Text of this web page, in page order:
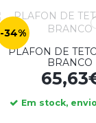
-34%
PLAFON DE
BRANCO
Em stock,